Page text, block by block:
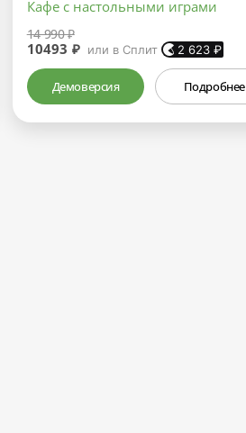
Кафе с настольными играми
14 990 ₽
10493 ₽ или в Сплит 2 623 ₽
Демоверсия Подробнее